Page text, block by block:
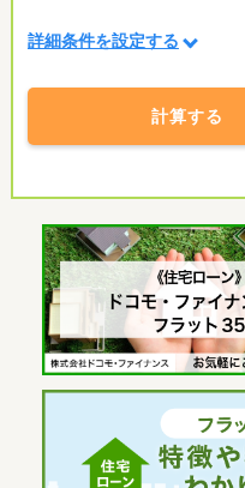
詳細条件を設定する
計算する